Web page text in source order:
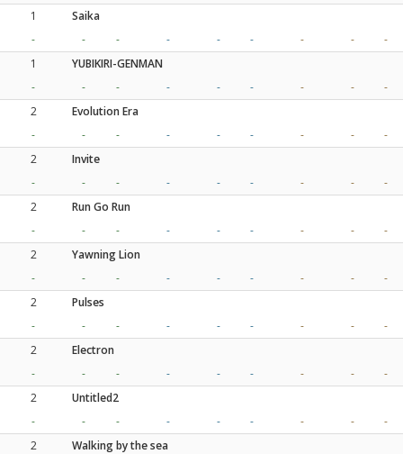
1
Saika
-
- - - - - - -
-
1
YUBIKIRI-GENMAN
-
- - - - - - -
-
2
Evolution Era
-
- - - - - - -
-
2
Invite
-
- - - - - - -
-
2
Run Go Run
-
- - - - - - -
-
2
Yawning Lion
-
- - - - - - -
-
2
Pulses
-
- - - - - - -
-
2
Electron
-
- - - - - - -
-
2
Untitled2
-
- - - - - - -
-
2
Walking by the sea